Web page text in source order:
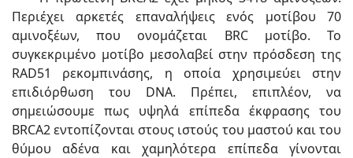
Περιέχει αρκετές επαναλήψεις ενός μοτίβου 70
αμινοξέων, που ονομάζεται BRC μοτίβο. Το
συγκεκριμένο μοτίβο μεσολαβεί στην πρόσδεση της
RAD51 ρεκομπινάσης, η οποία χρησιμεύει στην
επιδιόρθωση του DNA. Πρέπει, επιπλέον, να
σημειώσουμε πως υψηλά επίπεδα έκφρασης του
BRCA2 εντοπίζονται στους ιστούς του μαστού και του
θύμου αδένα και χαμηλότερα επίπεδα γίνονται